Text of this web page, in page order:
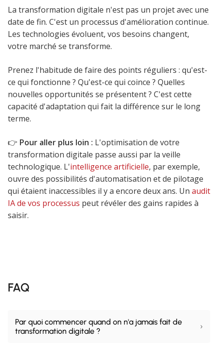
La transformation digitale n'est pas un projet avec une
date de fin. C'est un processus d'amélioration continue.
Les technologies évoluent, vos besoins changent,
votre marché se transforme.
Prenez l'habitude de faire des points réguliers : qu'est-
ce qui fonctionne ? Qu'est-ce qui coince ? Quelles
nouvelles opportunités se présentent ? C'est cette
capacité d'adaptation qui fait la différence sur le long
terme.
👉 Pour aller plus loin : L'optimisation de votre
transformation digitale passe aussi par la veille
technologique. L'intelligence artificielle, par exemple,
ouvre des possibilités d'automatisation et de pilotage
qui étaient inaccessibles il y a encore deux ans. Un audit
IA de vos processus peut révéler des gains rapides à
saisir.
FAQ
Par quoi commencer quand on n'a jamais fait de
transformation digitale ?
›